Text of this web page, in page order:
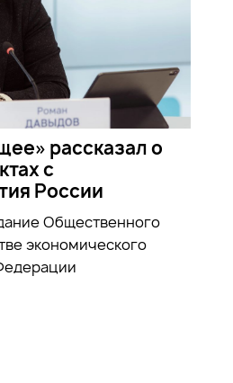
рассказал о
с
России
Общественного
экономического